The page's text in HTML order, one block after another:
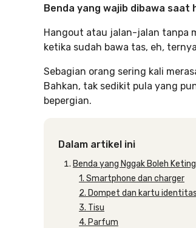
Benda yang wajib dibawa
Hangout atau jalan-jalan tanpa
ketika sudah bawa tas, eh,
Sebagian orang sering kali
Bahkan, tak sedikit pula yang
bepergian.
Dalam artikel ini
Benda yang Nggak Boleh
1. Smartphone dan charger
2. Dompet dan kartu identitas
3. Tisu
4. Parfum